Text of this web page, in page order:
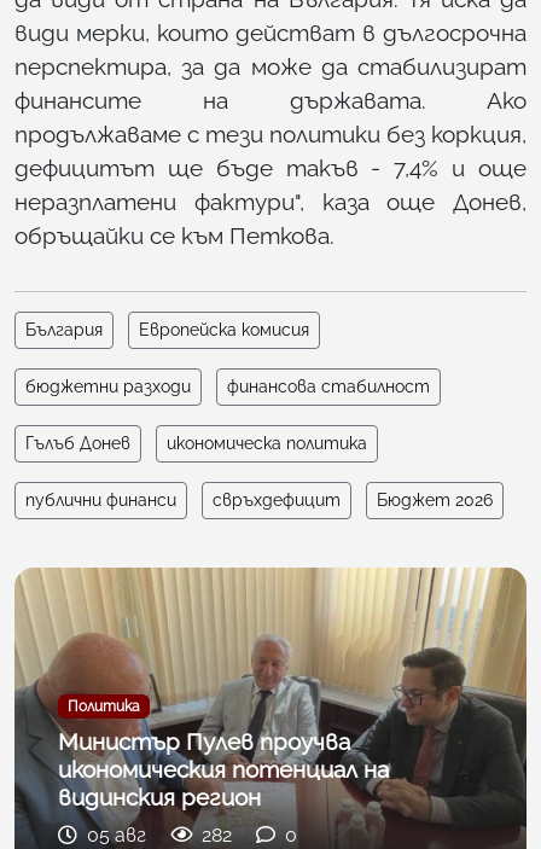
види мерки, които действат в дългосрочна
перспектира, за да може да стабилизират
финансите на държавата. Ако
продължаваме с тези политики без коркция,
дефицитът ще бъде такъв - 7,4% и още
неразплатени фактури", каза още Донев,
обръщайки се към Петкова.
България Европейска комисия
бюджетни разходи финансова стабилност
Гълъб Донев икономическа политика
публични финанси свръхдефицит Бюджет 2026
Политика
Министър Пулев проучва
икономическия потенциал на
видинския регион
05 авг 282 0